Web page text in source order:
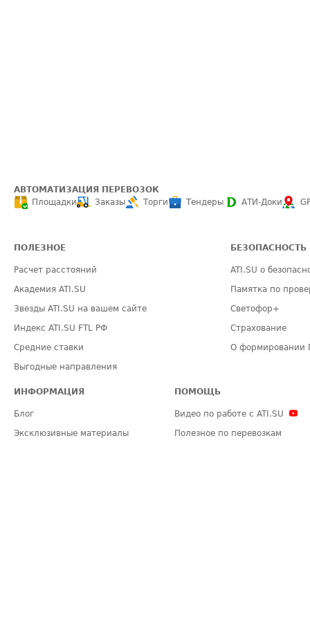
АВТОМАТИЗАЦИЯ ПЕРЕВОЗОК
Площадки
Заказы Торги Тендеры АТИ-Доки
ПОЛЕЗНОЕ
Расчет расстояний
Академия ATI.SU
Звезды ATI.SU на вашем сайте
Индекс ATI.SU FTL РФ
Средние ставки
Выгодные направления
БЕЗОПАСНОСТЬ
ATI.SU о
Памятка по
Светофор+
Страхование
О формировании
ИНФОРМАЦИЯ
Блог
Эксклюзивные материалы
ПОМОЩЬ
Видео по работе с ATI.SU
Полезное по перевозкам